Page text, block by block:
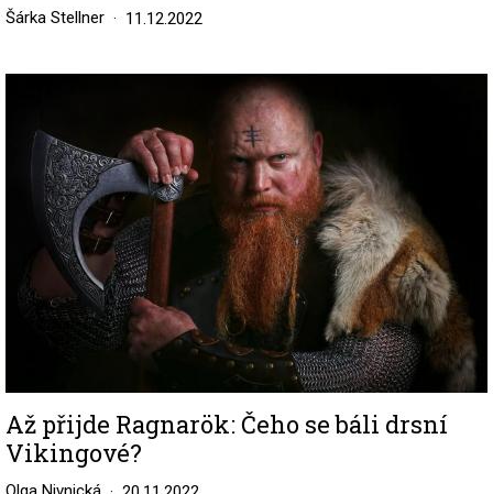
Šárka Stellner 11.12.2022
Až přijde Ragnarök: Čeho se báli drsní
Vikingové?